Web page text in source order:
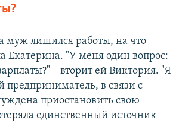
муж лишился работы, на что
Екатерина. "У меня один вопрос:
– вторит ей Виктория. "Я
в связи с
приостановить свою
единственный источник